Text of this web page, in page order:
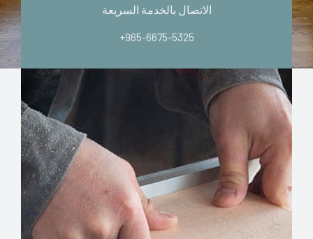
الاتصال بالخدمة السريعة
+965-6675-5325